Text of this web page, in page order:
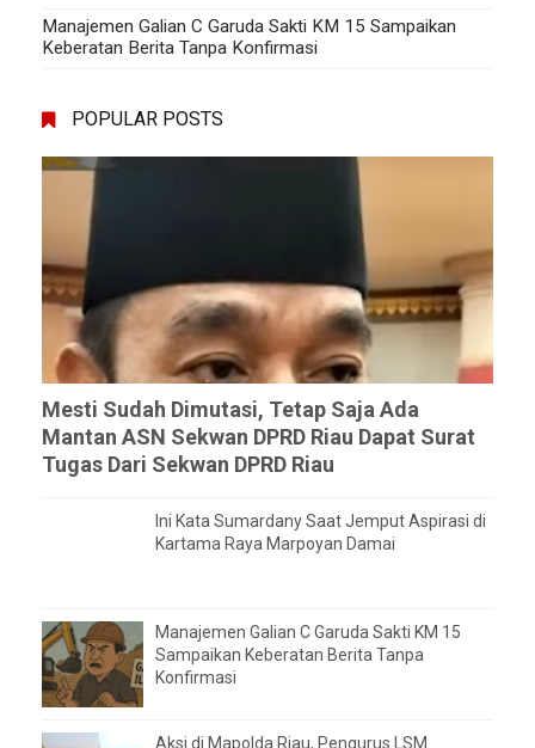
Manajemen Galian C Garuda Sakti KM 15 Sampaikan
Keberatan Berita Tanpa Konfirmasi
POPULAR POSTS
Mesti Sudah Dimutasi, Tetap Saja Ada
Mantan ASN Sekwan DPRD Riau Dapat Surat
Tugas Dari Sekwan DPRD Riau
Ini Kata Sumardany Saat Jemput Aspirasi di
Kartama Raya Marpoyan Damai
Manajemen Galian C Garuda Sakti KM 15
Sampaikan Keberatan Berita Tanpa
Konfirmasi
Aksi di Mapolda Riau, Pengurus LSM